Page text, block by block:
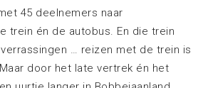
45 deelnemers naar
trein én de autobus. En die trein
… reizen met de trein is
door het late vertrek én het